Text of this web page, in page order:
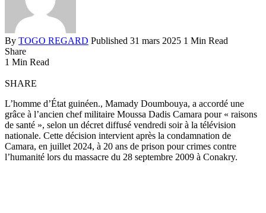
By TOGO REGARD Published 31 mars 2025 1 Min Read
Share
1 Min Read
SHARE
L’homme d’État guinéen., Mamady Doumbouya, a accordé une
grâce à l’ancien chef militaire Moussa Dadis Camara pour « raisons
de santé », selon un décret diffusé vendredi soir à la télévision
nationale. Cette décision intervient après la condamnation de
Camara, en juillet 2024, à 20 ans de prison pour crimes contre
l’humanité lors du massacre du 28 septembre 2009 à Conakry.